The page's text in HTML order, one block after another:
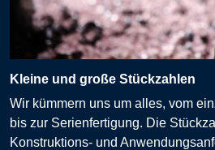
Kleine und große Stückzahlen
Wir kümmern uns um alles, vom
bis zur Serienfertigung. Die
Konstruktions- und